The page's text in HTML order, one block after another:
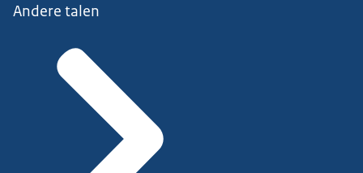
Andere talen